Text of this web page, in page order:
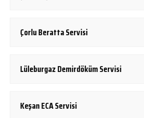
Çorlu Beratta Servisi
Lüleburgaz Demirdöküm Servisi
Keşan ECA Servisi